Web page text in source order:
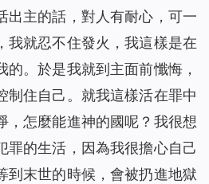
出主的話，對人有耐心，可一
我就忍不住發火，我這樣是在
。於是我就到主面前懺悔，
制住自己。就我這樣活在罪中
，怎麼能進神的國呢？我很想
罪的生活，因為我很擔心自己
到末世的時候，會被扔進地獄